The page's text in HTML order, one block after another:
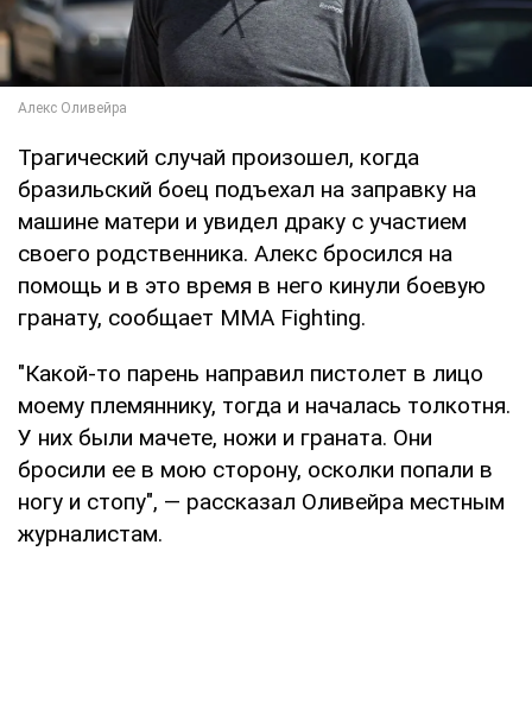
Трагический случай произошел, когда
бразильский боец подъехал на заправку на
машине матери и увидел драку с участием
своего родственника. Алекс бросился на
помощь и в это время в него кинули боевую
гранату, сообщает MMA Fighting.
"Какой-то парень направил пистолет в лицо
моему племяннику, тогда и началась толкотня.
У них были мачете, ножи и граната. Они
бросили ее в мою сторону, осколки попали в
ногу и стопу", — рассказал Оливейра местным
журналистам.